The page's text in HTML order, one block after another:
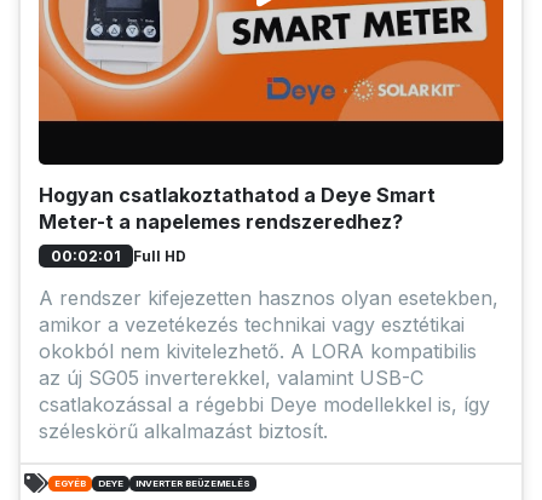
Hogyan csatlakoztathatod a Deye Smart
Meter-t a napelemes rendszeredhez?
00:02:01 Full HD
A rendszer kifejezetten hasznos olyan esetekben,
amikor a vezetékezés technikai vagy esztétikai
okokból nem kivitelezhető. A LORA kompatibilis
az új SG05 inverterekkel, valamint USB-C
csatlakozással a régebbi Deye modellekkel is, így
széleskörű alkalmazást biztosít.
EGYÉB DEYE INVERTER BEÜZEMELÉS